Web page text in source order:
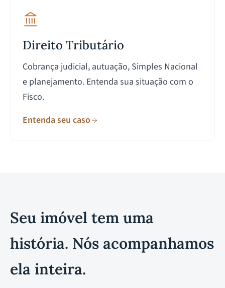
Direito Tributário
Cobrança judicial, autuação, Simples Nacional
e planejamento. Entenda sua situação com o
Fisco.
Entenda seu caso
Seu imóvel tem uma
história. Nós acompanhamos
ela inteira.